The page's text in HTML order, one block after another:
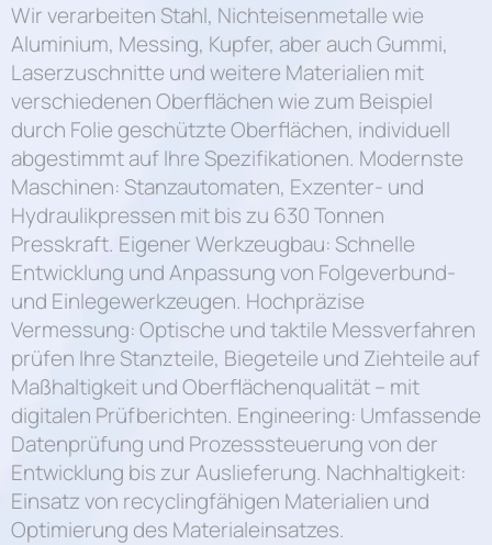
Wir verarbeiten Stahl, Nichteisenmetalle wie
Aluminium, Messing, Kupfer, aber auch Gummi,
Laserzuschnitte und weitere Materialien mit
verschiedenen Oberflächen wie zum Beispiel
durch Folie geschützte Oberflächen, individuell
abgestimmt auf Ihre Spezifikationen. Modernste
Maschinen: Stanzautomaten, Exzenter- und
Hydraulikpressen mit bis zu 630 Tonnen
Presskraft. Eigener Werkzeugbau: Schnelle
Entwicklung und Anpassung von Folgeverbund-
und Einlegewerkzeugen. Hochpräzise
Vermessung: Optische und taktile Messverfahren
prüfen Ihre Stanzteile, Biegeteile und Ziehteile auf
Maßhaltigkeit und Oberflächenqualität – mit
digitalen Prüfberichten. Engineering: Umfassende
Datenprüfung und Prozesssteuerung von der
Entwicklung bis zur Auslieferung. Nachhaltigkeit:
Einsatz von recyclingfähigen Materialien und
Optimierung des Materialeinsatzes.